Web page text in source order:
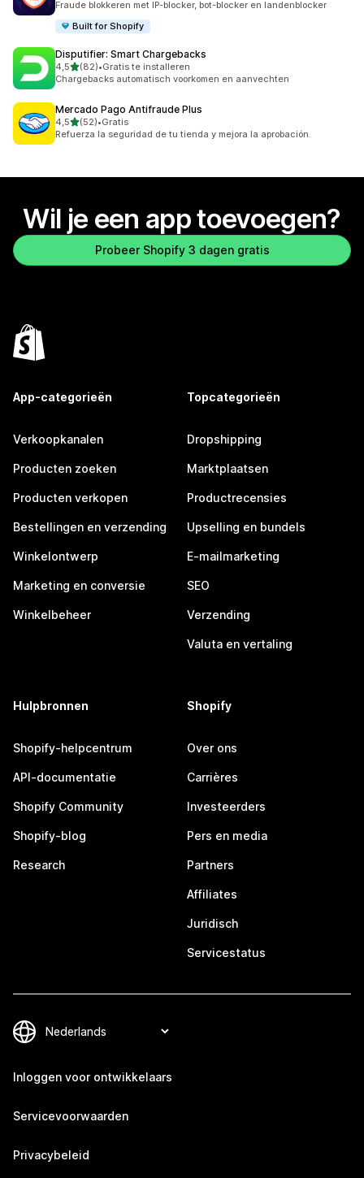
Fraude blokkeren met IP-blocker, bot-blocker en landenblocker
Built for Shopify
Disputifier: Smart Chargebacks
4,5van 5 sterren
(82)
82 recensies in totaal
•Gratis te installeren
Chargebacks automatisch voorkomen en aanvechten
Mercado Pago Antifraude Plus
4,5van 5 sterren
(52)
52 recensies in totaal
•Gratis
Refuerza la seguridad de tu tienda y mejora la aprobación.
Wil je een app toevoegen?
Probeer Shopify 3 dagen gratis
App-categorieën
Verkoopkanalen
Producten zoeken
Producten verkopen
Bestellingen en verzending
Winkelontwerp
Marketing en conversie
Winkelbeheer
Topcategorieën
Dropshipping
Marktplaatsen
Productrecensies
Upselling en bundels
E-mailmarketing
SEO
Verzending
Valuta en vertaling
Hulpbronnen
Shopify-helpcentrum
API-documentatie
Shopify Community
Shopify-blog
Research
Shopify
Over ons
Carrières
Investeerders
Pers en media
Partners
Affiliates
Juridisch
Servicestatus
Inloggen voor ontwikkelaars
Servicevoorwaarden
Privacybeleid